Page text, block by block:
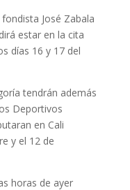
José Zabala
estar en la cita
días 16 y 17 del
tendrán además
Deportivos
en Cali
y el 12 de
horas de ayer